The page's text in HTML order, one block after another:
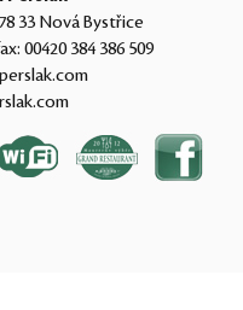
33 Nová Bystřice
00420 384 386 509